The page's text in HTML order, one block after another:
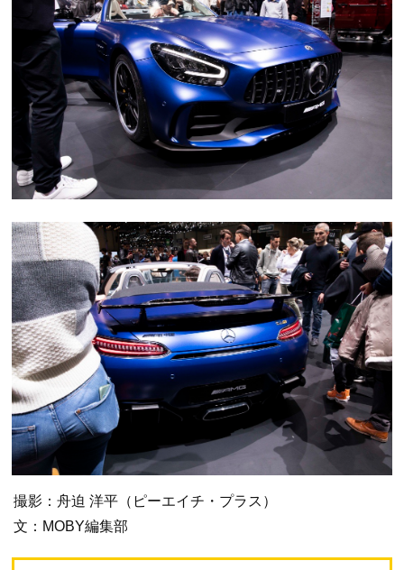
撮影：舟迫 洋平（ピーエイチ・プラス）
文：MOBY編集部